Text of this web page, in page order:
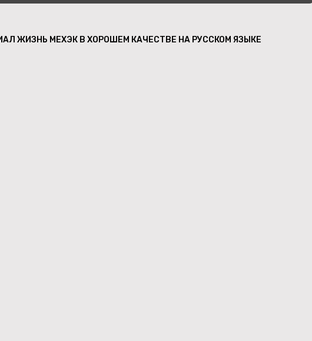
ЖИЗНЬ МЕХЭК В ХОРОШЕМ КАЧЕСТВЕ НА РУССКОМ ЯЗЫКЕ